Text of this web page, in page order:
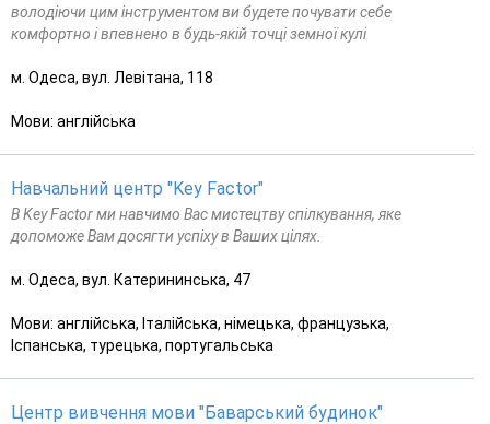
володіючи цим інструментом ви будете почувати себе
комфортно і впевнено в будь-якій точці земної кулі
м. Одеса, вул. Левітана, 118
Мови: англійська
Навчальний центр "Key Factor"
В Key Factor ми навчимо Вас мистецтву спілкування, яке
допоможе Вам досягти успіху в Ваших цілях.
м. Одеса, вул. Катерининська, 47
Мови: англійська, Італійська, німецька, французька,
Іспанська, турецька, португальська
Центр вивчення мови "Баварський будинок"